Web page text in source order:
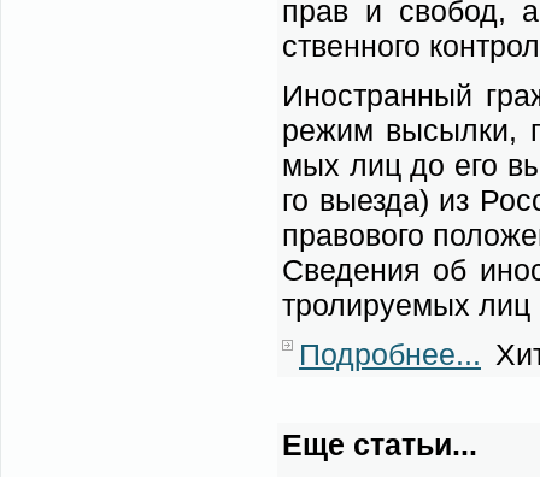
прав и сво­бод,
ствен­но­го
Ино­стран­ный
ре­жим вы­сыл­ки,
мых лиц до его
го вы­ез­да) из
пра­во­во­го
Све­де­ния об
тро­ли­ру­е­мых
Подробнее...
Еще статьи...